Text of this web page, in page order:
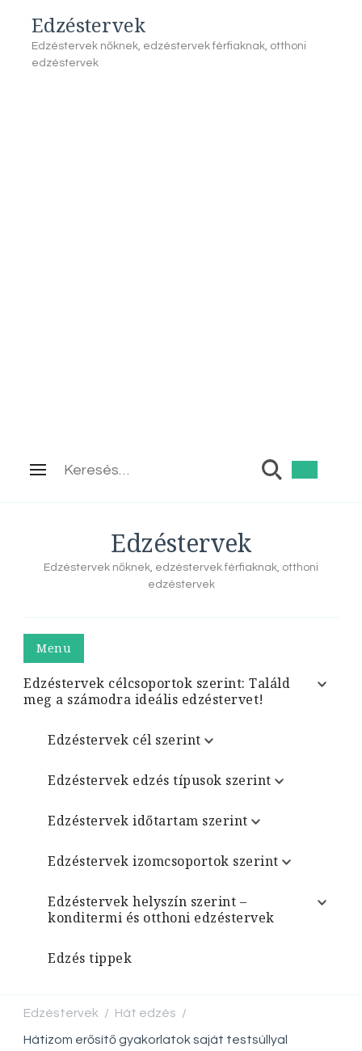
Edzéstervek
Edzéstervek nőknek, edzéstervek férfiaknak, otthoni
edzéstervek
Keresés:
Edzéstervek
Edzéstervek nőknek, edzéstervek férfiaknak, otthoni
edzéstervek
Menu
Edzéstervek célcsoportok szerint: Találd
meg a számodra ideális edzéstervet!
Edzéstervek cél szerint
Edzéstervek edzés típusok szerint
Edzéstervek időtartam szerint
Edzéstervek izomcsoportok szerint
Edzéstervek helyszín szerint –
konditermi és otthoni edzéstervek
Edzés tippek
Edzéstervek / Hát edzés /
Hátizom erősítő gyakorlatok saját testsúllyal